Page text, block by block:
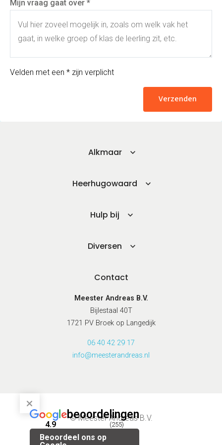
Mijn vraag gaat over *
Velden met een * zijn verplicht
Verzenden
Alkmaar
Heerhugowaard
Hulp bij
Diversen
Contact
Meester Andreas B.V.
Bijlestaal 40T
1721 PV Broek op Langedijk
06 40 42 29 17
info@meesterandreas.nl
© Meester Andreas B.V.
Privacybeleid
beoordelingen
4.9 (255)
Beoordeel ons op